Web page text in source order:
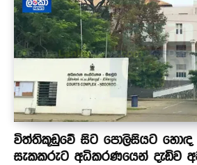
විත්තිකූඩුවේ සිට පොලිසියට
සැකකරුට අධිකරණයෙන් දැඩිව